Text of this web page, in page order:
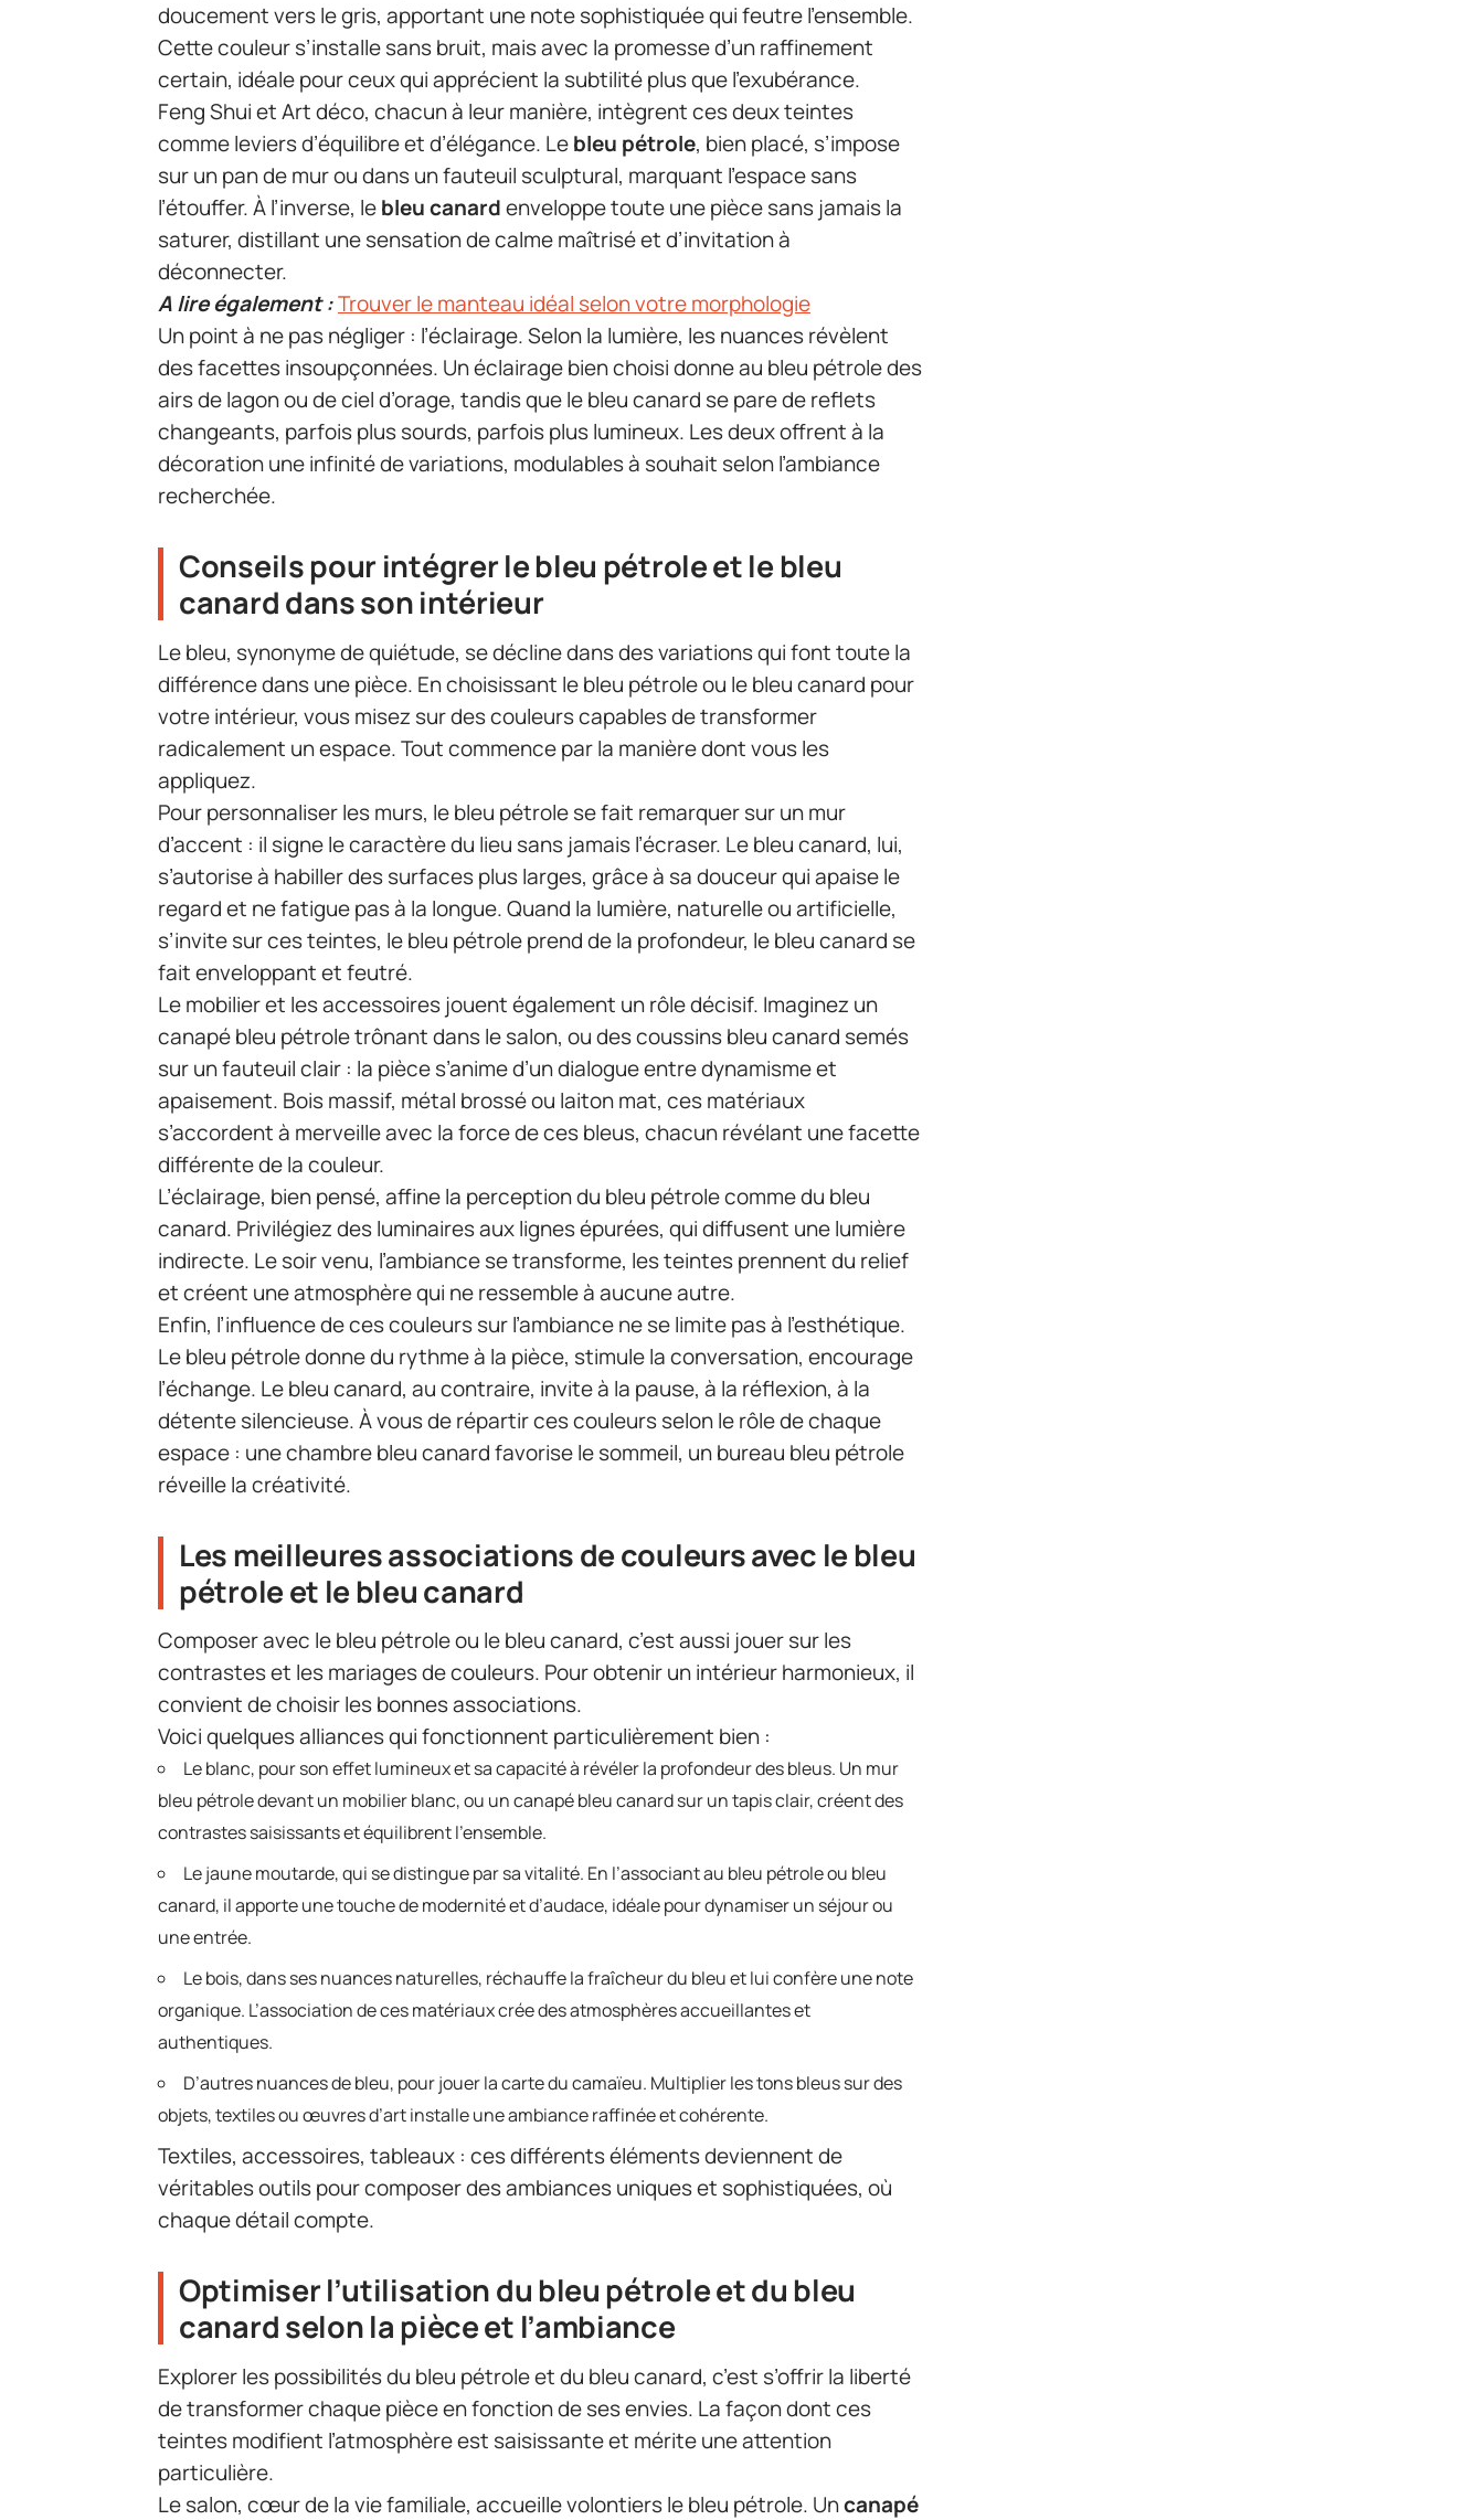
doucement vers le gris, apportant une note sophistiquée qui feutre l’ensemble.
Cette couleur s’installe sans bruit, mais avec la promesse d’un raffinement
certain, idéale pour ceux qui apprécient la subtilité plus que l’exubérance.
Feng Shui et Art déco, chacun à leur manière, intègrent ces deux teintes
comme leviers d’équilibre et d’élégance. Lebleu pétrole, bien placé, s’impose
sur un pan de mur ou dans un fauteuil sculptural, marquant l’espace sans
l’étouffer. À l’inverse, lebleu canardenveloppe toute une pièce sans jamais la
saturer, distillant une sensation de calme maîtrisé et d’invitation à
déconnecter.
A lire également :Trouver le manteau idéal selon votre morphologie
Un point à ne pas négliger : l’éclairage. Selon la lumière, les nuances révèlent
des facettes insoupçonnées. Un éclairage bien choisi donne au bleu pétrole des
airs de lagon ou de ciel d’orage, tandis que le bleu canard se pare de reflets
changeants, parfois plus sourds, parfois plus lumineux. Les deux offrent à la
décoration une infinité de variations, modulables à souhait selon l’ambiance
recherchée.
Conseils pour intégrer le bleu pétrole et le bleu
canard dans son intérieur
Le bleu, synonyme de quiétude, se décline dans des variations qui font toute la
différence dans une pièce. En choisissant le bleu pétrole ou le bleu canard pour
votre intérieur, vous misez sur des couleurs capables de transformer
radicalement un espace. Tout commence par la manière dont vous les
appliquez.
Pour personnaliser les murs, le bleu pétrole se fait remarquer sur un mur
d’accent : il signe le caractère du lieu sans jamais l’écraser. Le bleu canard, lui,
s’autorise à habiller des surfaces plus larges, grâce à sa douceur qui apaise le
regard et ne fatigue pas à la longue. Quand la lumière, naturelle ou artificielle,
s’invite sur ces teintes, le bleu pétrole prend de la profondeur, le bleu canard se
fait enveloppant et feutré.
Le mobilier et les accessoires jouent également un rôle décisif. Imaginez un
canapé bleu pétrole trônant dans le salon, ou des coussins bleu canard semés
sur un fauteuil clair : la pièce s’anime d’un dialogue entre dynamisme et
apaisement. Bois massif, métal brossé ou laiton mat, ces matériaux
s’accordent à merveille avec la force de ces bleus, chacun révélant une facette
différente de la couleur.
L’éclairage, bien pensé, affine la perception du bleu pétrole comme du bleu
canard. Privilégiez des luminaires aux lignes épurées, qui diffusent une lumière
indirecte. Le soir venu, l’ambiance se transforme, les teintes prennent du relief
et créent une atmosphère qui ne ressemble à aucune autre.
Enfin, l’influence de ces couleurs sur l’ambiance ne se limite pas à l’esthétique.
Le bleu pétrole donne du rythme à la pièce, stimule la conversation, encourage
l’échange. Le bleu canard, au contraire, invite à la pause, à la réflexion, à la
détente silencieuse. À vous de répartir ces couleurs selon le rôle de chaque
espace : une chambre bleu canard favorise le sommeil, un bureau bleu pétrole
réveille la créativité.
Les meilleures associations de couleurs avec le bleu
pétrole et le bleu canard
Composer avec le bleu pétrole ou le bleu canard, c’est aussi jouer sur les
contrastes et les mariages de couleurs. Pour obtenir un intérieur harmonieux, il
convient de choisir les bonnes associations.
Voici quelques alliances qui fonctionnent particulièrement bien :
Le blanc, pour son effet lumineux et sa capacité à révéler la profondeur des bleus. Un mur
bleu pétrole devant un mobilier blanc, ou un canapé bleu canard sur un tapis clair, créent des
contrastes saisissants et équilibrent l’ensemble.
Le jaune moutarde, qui se distingue par sa vitalité. En l’associant au bleu pétrole ou bleu
canard, il apporte une touche de modernité et d’audace, idéale pour dynamiser un séjour ou
une entrée.
Le bois, dans ses nuances naturelles, réchauffe la fraîcheur du bleu et lui confère une note
organique. L’association de ces matériaux crée des atmosphères accueillantes et
authentiques.
D’autres nuances de bleu, pour jouer la carte du camaïeu. Multiplier les tons bleus sur des
objets, textiles ou œuvres d’art installe une ambiance raffinée et cohérente.
Textiles, accessoires, tableaux : ces différents éléments deviennent de
véritables outils pour composer des ambiances uniques et sophistiquées, où
chaque détail compte.
Optimiser l’utilisation du bleu pétrole et du bleu
canard selon la pièce et l’ambiance
Explorer les possibilités du bleu pétrole et du bleu canard, c’est s’offrir la liberté
de transformer chaque pièce en fonction de ses envies. La façon dont ces
teintes modifient l’atmosphère est saisissante et mérite une attention
particulière.
Le salon, cœur de la vie familiale, accueille volontiers le bleu pétrole. Uncanapé